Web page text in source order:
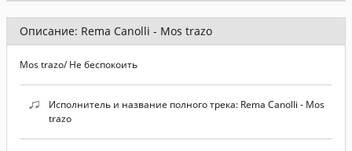
Описание: Rema Canolli - Mos trazo
Mos trazo/ Не беспокоить
Исполнитель и название полного трека: Rema Canolli - Mos
trazo